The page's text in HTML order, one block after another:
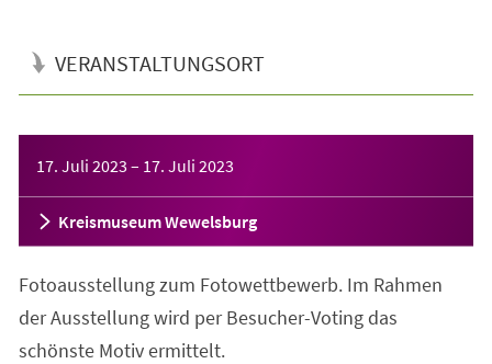
VERANSTALTUNGSORT
17. Juli 2023 – 17. Juli 2023
Kreismuseum Wewelsburg
Fotoausstellung zum Fotowettbewerb. Im Rahmen
der Ausstellung wird per Besucher-Voting das
schönste Motiv ermittelt.